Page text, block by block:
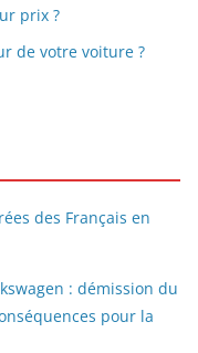
prix ?
de votre voiture ?
des Français en
: démission du
pour la